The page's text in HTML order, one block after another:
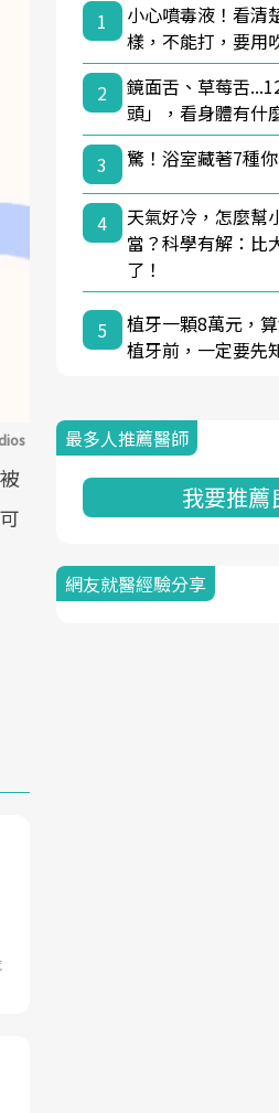
1
小心噴毒液！看清
樣，不能打，要用
2
鏡面舌、草莓舌
頭」，看身體有什
3
驚！浴室藏著7種
4
天氣好冷，怎麼幫
當？科學有解：比
了！
5
植牙一顆8萬元，
植牙前，一定要先
最多人推薦醫師
我要推薦
網友就醫經驗分享